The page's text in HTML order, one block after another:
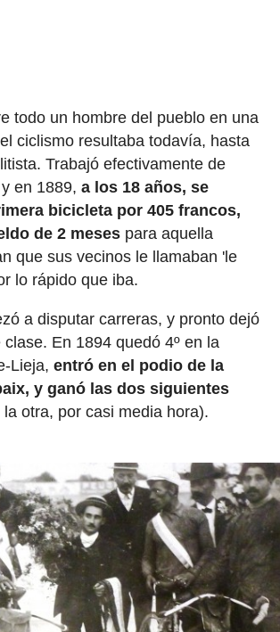
todo un hombre del pueblo en una
ciclismo resultaba todavía, hasta
Trabajó efectivamente de
en 1889, a los 18 años, se
bicicleta por 405 francos,
de 2 mesespara aquella
que sus vecinos le llamaban 'le
lo rápido que iba.
a disputar carreras, y pronto dejó
En 1894 quedó 4º en la
Lieja, entró en el podio de la
y ganó las dos siguientes
otra, por casi media hora).